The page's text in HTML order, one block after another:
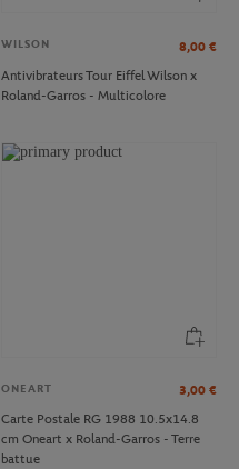
WILSON 8,00 €
Antivibrateurs Tour Eiffel Wilson x
Roland-Garros - Multicolore
ONEART 3,00 €
Carte Postale RG 1988 10.5x14.8
cm Oneart x Roland-Garros - Terre
battue